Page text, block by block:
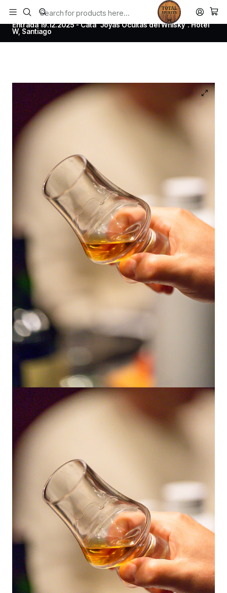
Todos los productos estan en stock. Despachamos a todo Chile.
Home
Todos los productos
Entrada 19.12.2025 - Cata “Joyas Ocultas del Whisky”. Hotel
W, Santiago